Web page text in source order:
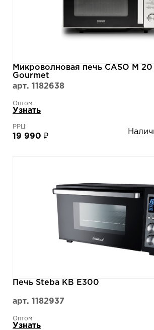
Микроволновая печь CASO M
Gourmet
арт. 1182638
Оптом:
Узнать
РРЦ:
19 990 ₽
Печь Steba KB E300
арт. 1182937
Оптом:
Узнать